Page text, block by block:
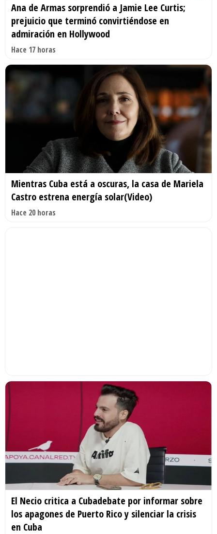
Ana de Armas sorprendió a Jamie Lee Curtis;
prejuicio que terminó convirtiéndose en
admiración en Hollywood
Hace 17 horas
Mientras Cuba está a oscuras, la casa de Mariela
Castro estrena energía solar(Video)
Hace 20 horas
El Necio critica a Cubadebate por informar sobre
los apagones de Puerto Rico y silenciar la crisis
en Cuba